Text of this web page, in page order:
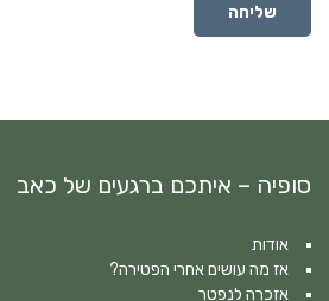
שליחה
סופיה – איתכם ברגעים של כאב
אודות
אז מה עושים אחרי הפטירה?
אזכרה לנפטר